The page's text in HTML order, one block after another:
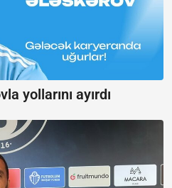
yollarını ayırdı